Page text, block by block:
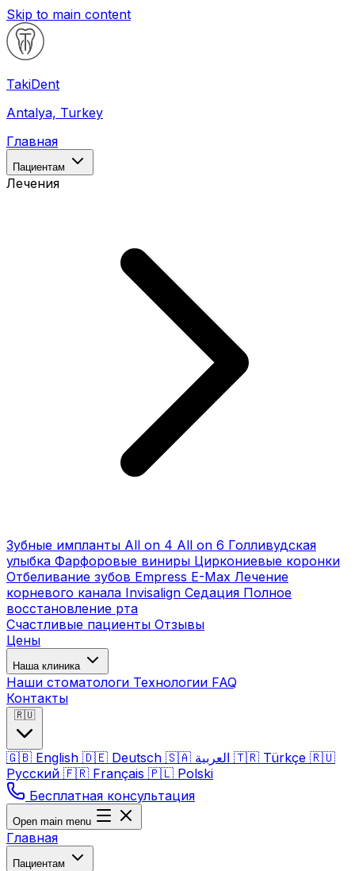
Skip to main content
TakiDent
Antalya, Turkey
Главная
Пациентам
Лечения
Зубные импланты All on 4 All on 6 Голливудская
улыбка Фарфоровые виниры Циркониевые коронки
Отбеливание зубов Empress E-Max Лечение
корневого канала Invisalign Седация Полное
восстановление рта
Счастливые пациенты Отзывы
Цены
Наша клиника
Наши стоматологи Технологии FAQ
Контакты
🇷🇺
🇬🇧 English 🇩🇪 Deutsch 🇸🇦 🇹🇷 Türkçe 🇷🇺
Русский 🇫🇷 Français 🇵🇱 Polski
Бесплатная консультация
Open main menu
Главная
Пациентам